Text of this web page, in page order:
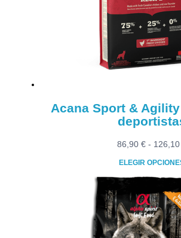
se
pueden
elegir
en
la
Acana Sport &
86,90 € - 126,10
ELEGIR
Este
tiene